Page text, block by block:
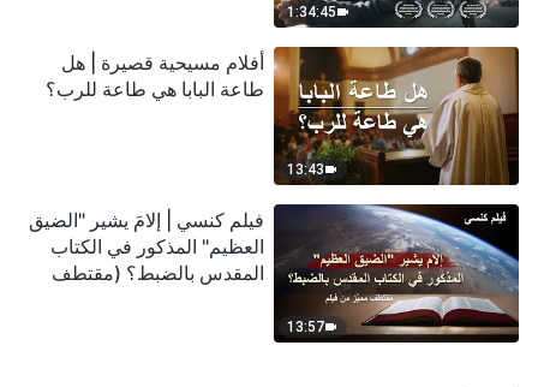
1:34:45
13:43
أفلام مسيحية قصيرة | هل
طاعة البابا هي طاعة للرب؟
13:57
فيلم كنسي | إلامَ يشير "الضيق
العظيم" المذكور في الكتاب
المقدس بالضبط؟ (مقتطف